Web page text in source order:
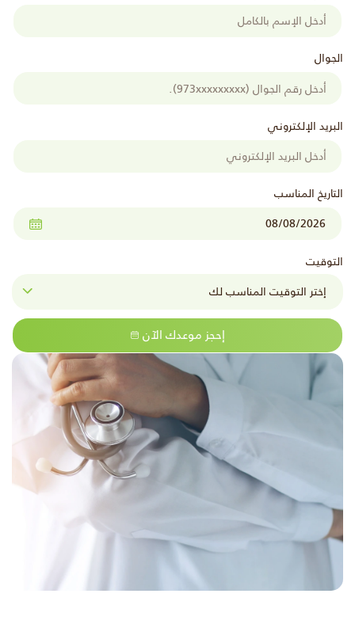
الجوال
البريد الإلكتروني
التاريخ المناسب
التوقيت
إحجز موعدك الآن